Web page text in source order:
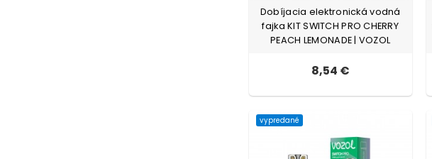
Dobíjacia elektronická vodná
fajka KIT SWITCH PRO CHERRY
PEACH LEMONADE | VOZOL
8,54 €
vypredané